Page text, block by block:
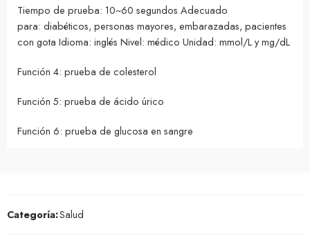
Tiempo de prueba: 10~60 segundos Adecuado
para: diabéticos, personas mayores, embarazadas, pacientes
con gota Idioma: inglés Nivel: médico Unidad: mmol/L y mg/dL
Función 4: prueba de colesterol
Función 5: prueba de ácido úrico
Función 6: prueba de glucosa en sangre
Categoría:Salud